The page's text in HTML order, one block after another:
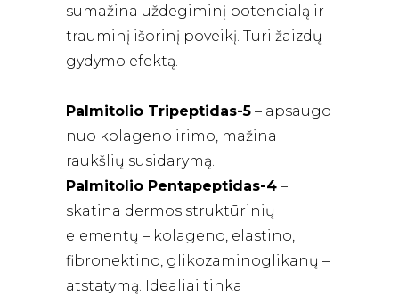
sumažina uždegiminį potencialą ir
trauminį išorinį poveikį. Turi žaizdų
gydymo efektą.
Palmitolio Tripeptidas-5 – apsaugo
nuo kolageno irimo, mažina
raukšlių susidarymą.
Palmitolio Pentapeptidas-4 –
skatina dermos struktūrinių
elementų – kolageno, elastino,
fibronektino, glikozaminoglikanų –
atstatymą. Idealiai tinka